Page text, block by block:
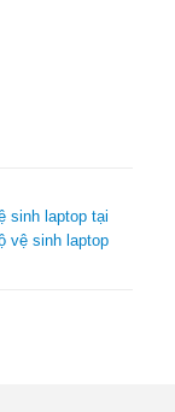
sinh laptop tại
vệ sinh laptop